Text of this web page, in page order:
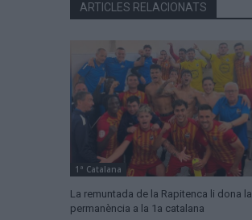
ARTICLES RELACIONATS
1ª Catalana
La remuntada de la Rapitenca li dona la
permanència a la 1a catalana